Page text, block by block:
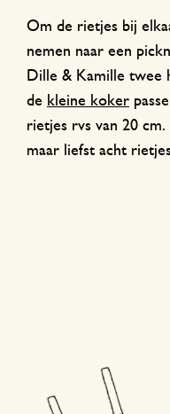
Om de rietjes bij
nemen naar een
Dille & Kamille twee
de kleine koker
rietjes rvs van 20 cm.
maar liefst acht